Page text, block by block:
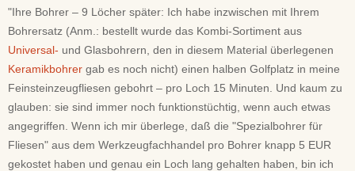
"Ihre Bohrer – 9 Löcher später: Ich habe inzwischen mit Ihrem
Bohrersatz (Anm.: bestellt wurde das Kombi-Sortiment aus
Universal- und Glasbohrern, den in diesem Material überlegenen
Keramikbohrer gab es noch nicht) einen halben Golfplatz in meine
Feinsteinzeugfliesen gebohrt – pro Loch 15 Minuten. Und kaum zu
glauben: sie sind immer noch funktionstüchtig, wenn auch etwas
angegriffen. Wenn ich mir überlege, daß die "Spezialbohrer für
Fliesen" aus dem Werkzeugfachhandel pro Bohrer knapp 5 EUR
gekostet haben und genau ein Loch lang gehalten haben, bin ich